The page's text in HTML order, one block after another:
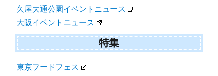
久屋大通公園イベントニュース
大阪イベントニュース
特集
東京フードフェス